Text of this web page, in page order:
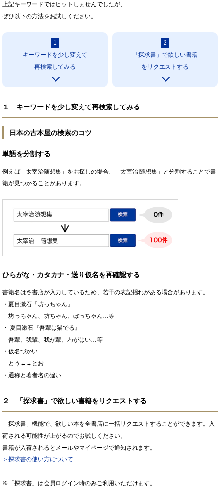
上記キーワードではヒットしませんでしたが、
ぜひ以下の方法をお試しください。
1
キーワードを少し変えて
再検索してみる
2
「探求書」で欲しい書籍
をリクエストする
１ キーワードを少し変えて再検索してみる
日本の古本屋の検索のコツ
単語を分割する
例えば「太宰治随想集」をお探しの場合、「太宰治 随想集」と分割することで書
籍が見つかることがあります。
ひらがな・カタカナ・送り仮名を再確認する
書籍名は各書店が入力しているため、若干の表記揺れがある場合があります。
・夏目漱石『坊っちゃん』
坊っちゃん、坊ちゃん、ぼっちゃん…等
・ 夏目漱石『吾輩は猫でる』
吾輩、我輩、我が輩、わがはい…等
・仮名づかい
とう←→とお
・通称と著者名の違い
２ 「探求書」で欲しい書籍をリクエストする
「探求書」機能で、欲しい本を全書店に一括リクエストすることができます。入
荷される可能性が上がるのでお試しください。
書籍が入荷されるとメールやマイページで通知されます。
＞探求書の使い方について
※「探求書」は会員ログイン時のみご利用いただけます。